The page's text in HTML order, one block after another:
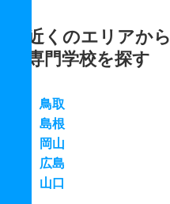
近くのエリアから
専門学校を探す
鳥取
島根
岡山
広島
山口